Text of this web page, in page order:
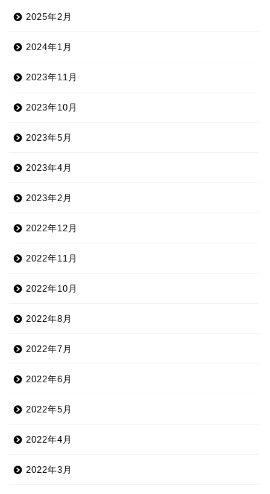
2025年2月
2024年1月
2023年11月
2023年10月
2023年5月
2023年4月
2023年2月
2022年12月
2022年11月
2022年10月
2022年8月
2022年7月
2022年6月
2022年5月
2022年4月
2022年3月